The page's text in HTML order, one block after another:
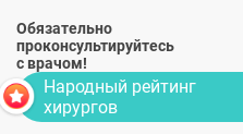
Обязательно
проконсультируйтесь
с врачом!
Народный рейтинг
хирургов